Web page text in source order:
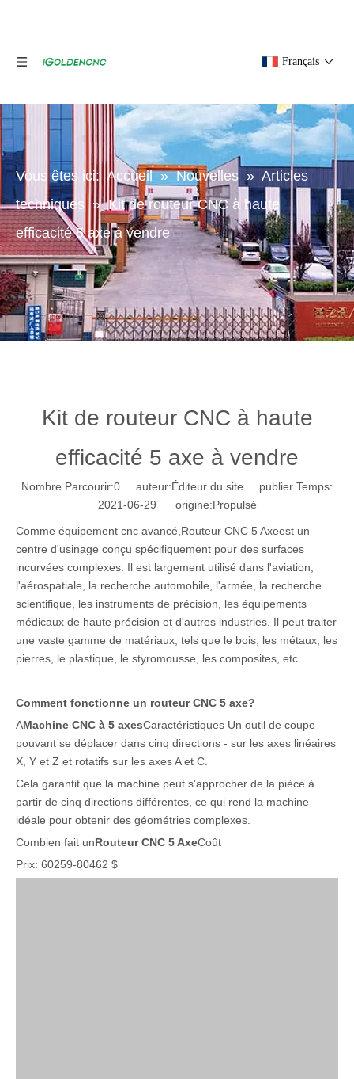
Français
Vous êtes ici: Accueil » Nouvelles » Articles
techniques » Kit de routeur CNC à haute
efficacité 5 axe à vendre
Kit de routeur CNC à haute
efficacité 5 axe à vendre
Nombre Parcourir:0 auteur:Éditeur du site publier Temps:
2021-06-29 origine:Propulsé
Comme équipement cnc avancé, Routeur CNC 5 Axeest un
centre d'usinage conçu spécifiquement pour des surfaces
incurvées complexes. Il est largement utilisé dans l'aviation,
l'aérospatiale, la recherche automobile, l'armée, la recherche
scientifique, les instruments de précision, les équipements
médicaux de haute précision et d'autres industries. Il peut traiter
une vaste gamme de matériaux, tels que le bois, les métaux, les
pierres, le plastique, le styromousse, les composites, etc.
Comment fonctionne un routeur CNC 5 axe?
AMachine CNC à 5 axesCaractéristiques Un outil de coupe
pouvant se déplacer dans cinq directions - sur les axes linéaires
X, Y et Z et rotatifs sur les axes A et C.
Cela garantit que la machine peut s'approcher de la pièce à
partir de cinq directions différentes, ce qui rend la machine
idéale pour obtenir des géométries complexes.
Combien fait unRouteur CNC 5 AxeCoût
Prix: 60259-80462 $